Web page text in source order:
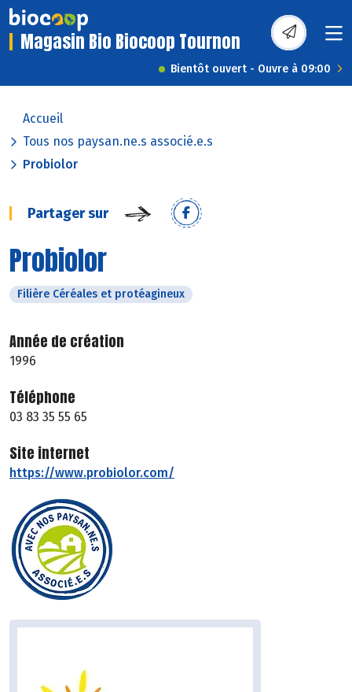
Magasin Bio Biocoop Tournon
Bientôt ouvert - Ouvre à 09:00
Accueil
Tous nos paysan.ne.s associé.e.s
Probiolor
Partager sur
Probiolor
Filière Céréales et protéagineux
Année de création
1996
Téléphone
03 83 35 55 65
Site internet
https://www.probiolor.com/